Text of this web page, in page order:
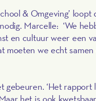
& Omgeving’
Marcelle: ‘We
en cultuur weer een
moeten we echt
‘Het